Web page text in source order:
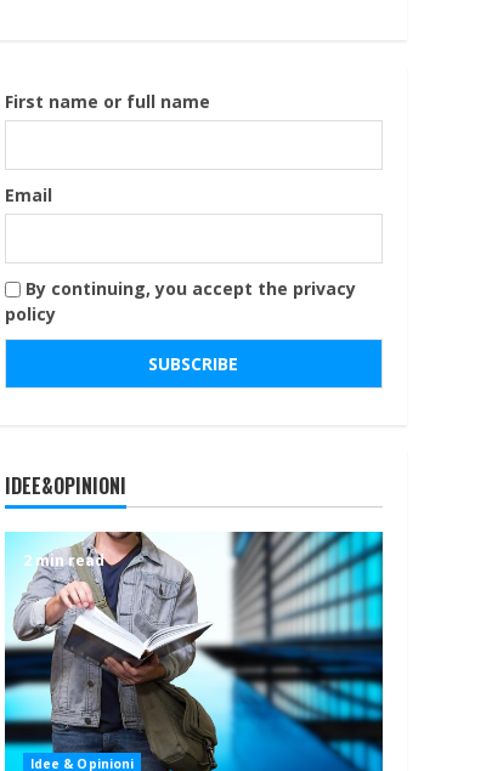
First name or full name
Email
By continuing, you accept the privacy
policy
IDEE&OPINIONI
2 min read
Idee & Opinioni